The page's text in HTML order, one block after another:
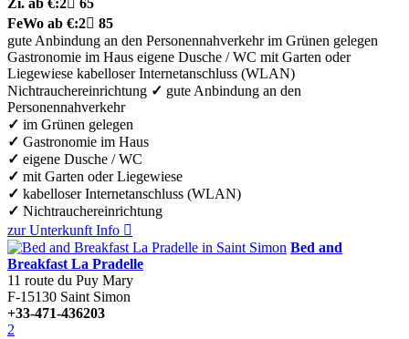
FeWo ab €:2 85
gute Anbindung an den Personennahverkehr im Grünen gelegen
Gastronomie im Haus eigene Dusche / WC mit Garten oder
Liegewiese kabelloser Internetanschluss (WLAN)
Nichtrauchereinrichtung ✓ gute Anbindung an den
Personennahverkehr
✓ im Grünen gelegen
✓ Gastronomie im Haus
✓ eigene Dusche / WC
✓ mit Garten oder Liegewiese
✓ kabelloser Internetanschluss (WLAN)
✓ Nichtrauchereinrichtung
zur Unterkunft Info 
Bed and
Breakfast La Pradelle
11 route du Puy Mary
F-15130 Saint Simon
+33-471-436203
2